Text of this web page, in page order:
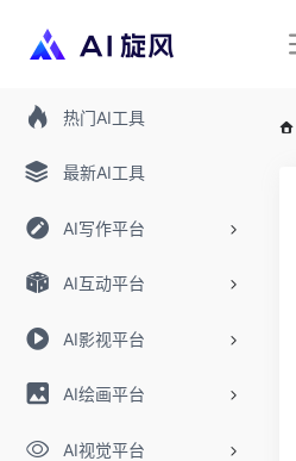
热门AI工具
最新AI工具
AI写作平台
AI互动平台
AI影视平台
AI绘画平台
AI视觉平台